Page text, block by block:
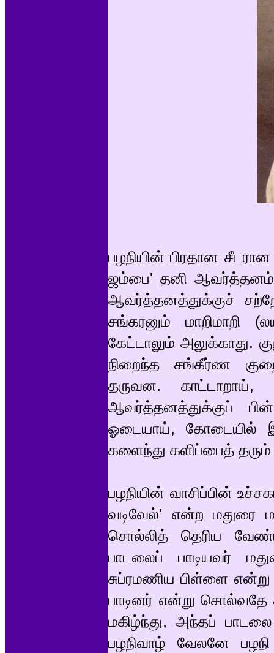
பழநியின் பிரதான
ஜம்பை' தனி ஆவர்த்தனம்
ஆவர்த்தனத்துக்குச்
சங்கரனும் மாறிமாறி
கேட்டாலும் அலுக்காது.
நிறைந்த சங்கீர்ண
தருவன. காட்டாறாய்,
ஆவர்த்தனத்துக்குப்
ஓடையாய், கோடையில்
களைந்து களிப்பைத்
பழநியின் வாசிப்பின்
வடிவேல்' என்ற மதுரை
சொல்லித் தெரிய
பாடலைப் பாடியவர்
சுப்ரமணிய பிள்ளை
பாடினர் என்று சொல்வதே
மகிழ்ந்து, அந்தப்
பழநிவாழ் வேலனே